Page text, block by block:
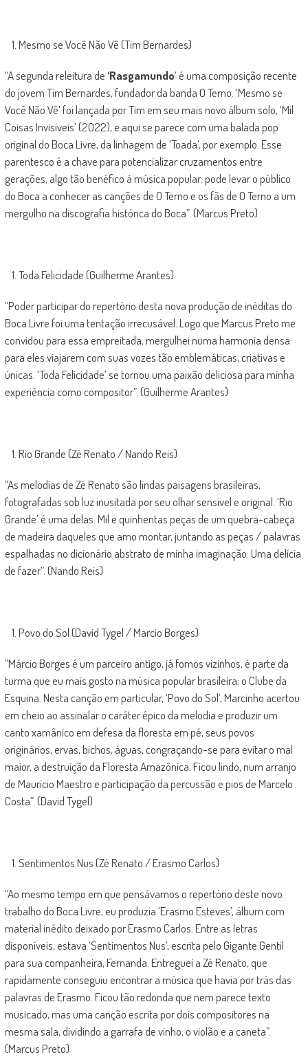
Mesmo se Você Não Vê (Tim Bernardes)
“A segunda releitura de‘Rasgamundo‘ é uma composição recente
do jovem Tim Bernardes, fundador da banda O Terno. ‘Mesmo se
Você Não Vê’ foi lançada por Tim em seu mais novo álbum solo, ‘Mil
Coisas Invisíveis’ (2022), e aqui se parece com uma balada pop
original do Boca Livre, da linhagem de ‘Toada’, por exemplo. Esse
parentesco é a chave para potencializar cruzamentos entre
gerações, algo tão benéfico à música popular: pode levar o público
do Boca a conhecer as canções de O Terno e os fãs de O Terno a um
mergulho na discografia histórica do Boca”. (Marcus Preto)
Toda Felicidade (Guilherme Arantes)
“Poder participar do repertório desta nova produção de inéditas do
Boca Livre foi uma tentação irrecusável. Logo que Marcus Preto me
convidou para essa empreitada, mergulhei numa harmonia densa
para eles viajarem com suas vozes tão emblemáticas, criativas e
únicas. ‘Toda Felicidade’ se tornou uma paixão deliciosa para minha
experiência como compositor”. (Guilherme Arantes)
Rio Grande (Zé Renato / Nando Reis)
“As melodias de Zé Renato são lindas paisagens brasileiras,
fotografadas sob luz inusitada por seu olhar sensível e original. ‘Rio
Grande’ é uma delas. Mil e quinhentas peças de um quebra-cabeça
de madeira daqueles que amo montar, juntando as peças / palavras
espalhadas no dicionário abstrato de minha imaginação. Uma delícia
de fazer”. (Nando Reis)
Povo do Sol (David Tygel / Marcio Borges)
“Márcio Borges é um parceiro antigo, já fomos vizinhos, é parte da
turma que eu mais gosto na música popular brasileira: o Clube da
Esquina. Nesta canção em particular, ‘Povo do Sol’, Marcinho acertou
em cheio ao assinalar o caráter épico da melodia e produzir um
canto xamânico em defesa da floresta em pé, seus povos
originários, ervas, bichos, águas, congraçando-se para evitar o mal
maior, a destruição da Floresta Amazônica. Ficou lindo, num arranjo
de Maurício Maestro e participação da percussão e pios de Marcelo
Costa”. (David Tygel)
Sentimentos Nus (Zé Renato / Erasmo Carlos)
“Ao mesmo tempo em que pensávamos o repertório deste novo
trabalho do Boca Livre, eu produzia ‘Erasmo Esteves’, álbum com
material inédito deixado por Erasmo Carlos. Entre as letras
disponíveis, estava ‘Sentimentos Nus’, escrita pelo Gigante Gentil
para sua companheira, Fernanda. Entreguei a Zé Renato, que
rapidamente conseguiu encontrar a música que havia por trás das
palavras de Erasmo. Ficou tão redonda que nem parece texto
musicado, mas uma canção escrita por dois compositores na
mesma sala, dividindo a garrafa de vinho, o violão e a caneta”.
(Marcus Preto)